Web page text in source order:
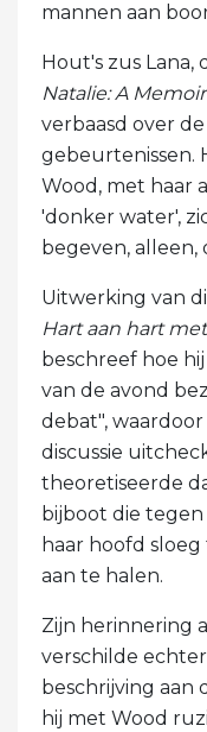
mannen aan
Hout's zus
Natalie: A
verbaasd over
gebeurtenissen.
Wood, met haar
'donker water',
begeven, alleen,
Uitwerking van
Hart aan hart
beschreef hoe
van de avond
debat",
discussie
theoretiseerde
bijboot die
haar hoofd
aan te halen.
Zijn herinnering
verschilde
beschrijving aan
hij met Wood